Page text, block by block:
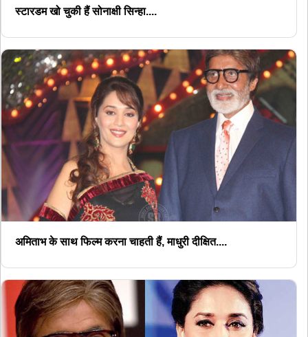
स्टारडम खो चुकी हैं सोनाक्षी सिन्हा....
अमिताभ के साथ फिल्म करना चाहती हैं, माधुरी दीक्षित....